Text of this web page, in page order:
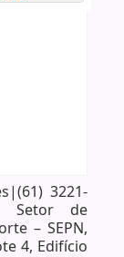
3221-
Setor de
– SEPN,
4, Edifício